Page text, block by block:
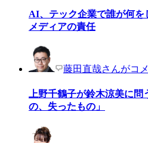
AI、テック企業で誰が何
メディアの責任
藤田直哉さんがコ
上野千鶴子が鈴木涼美に
の、失ったもの」